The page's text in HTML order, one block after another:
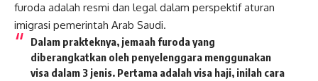
furoda adalah resmi dan legal dalam perspektif aturan
imigrasi pemerintah Arab Saudi.
Dalam prakteknya, jemaah furoda yang
diberangkatkan oleh penyelenggara menggunakan
visa dalam 3 jenis. Pertama adalah visa haji, inilah cara